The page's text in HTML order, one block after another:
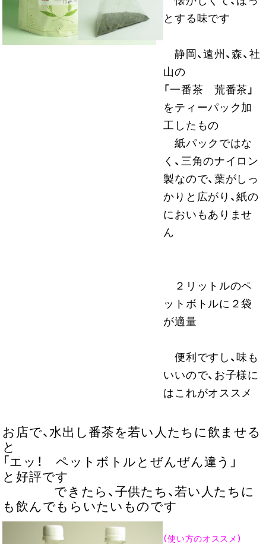
とする味です
静岡、遠州、森、社
山の
「一番茶 荒番茶」
をティーパック加
工したもの
紙パックではな
く、三角のナイロン
製なので、葉がしっ
かりと広がり、紙の
においもありませ
ん
２リットルのペ
ットボトルに２袋
が適量
便利ですし、味も
いいので、お子様に
はこれがオススメ
お店で、水出し番茶を若い人たちに飲ませる
と
「エッ！ ペットボトルとぜんぜん違う」
と好評です
できたら、子供たち、若い人たちに
も飲んでもらいたいものです
（使い方のオススメ）